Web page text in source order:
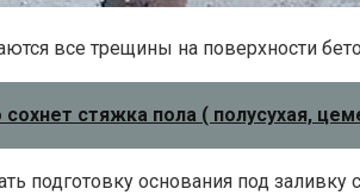
все трещины на поверхности
сохнет стяжка пола ( полусухая,
подготовку основания под заливку